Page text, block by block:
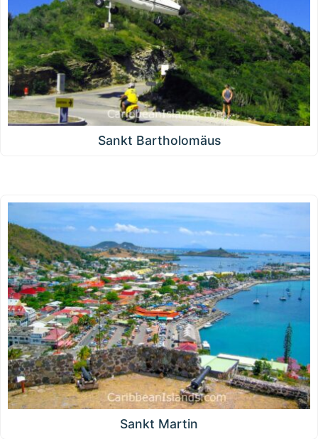
Sankt Bartholomäus
Sankt Martin